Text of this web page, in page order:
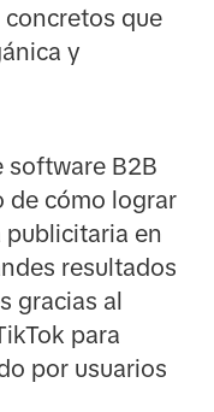
que
y
software B2B
de cómo lograr
en
resultados
gracias al
para
por usuarios